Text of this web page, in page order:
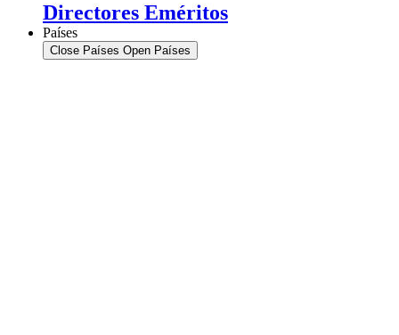
Directores Eméritos​
Países
Close Países Open Países